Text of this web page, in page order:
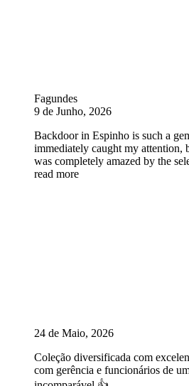
Fagundes
9 de Junho, 2026
Backdoor in Espinho is such a
immediately caught my attention,
was completely amazed by the
read more
24 de Maio, 2026
Coleção diversificada com
com gerência e funcionários de